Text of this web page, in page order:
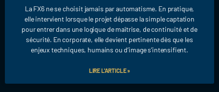
La FX6 ne se choisit jamais par automatisme. En pratique,
elle intervient lorsque le projet dépasse la simple captation
pour entrer dans une logique de maîtrise, de continuité et de
sécurité. En corporate, elle devient pertinente dès que les
enjeux techniques, humains ou d’image s’intensifient.
LIRE L'ARTICLE »